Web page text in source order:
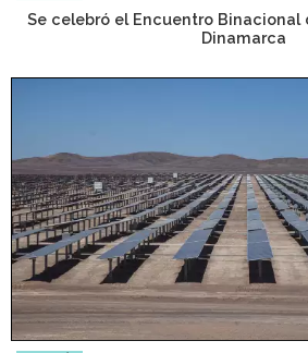
Se celebró el Encuentro Binacional
Dinamarca